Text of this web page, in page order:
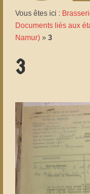
Vous êtes ici :
Documents liés aux
Namur) » 3
3